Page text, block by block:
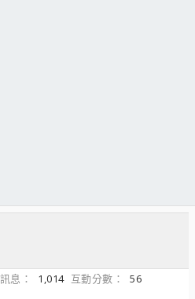
訊息 1,014 互動分數
56